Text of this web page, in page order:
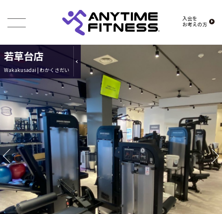
入会を
お考えの方
若草台店
Wakakusadai | わかくさだい